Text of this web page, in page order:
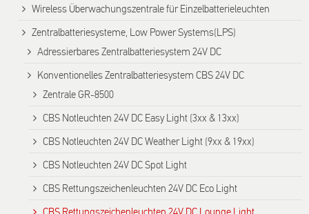
Wireless Überwachungszentrale für Einzelbatterieleuchten
Zentralbatteriesysteme, Low Power Systems(LPS)
Adressierbares Zentralbatteriesystem 24V DC
Konventionelles Zentralbatteriesystem CBS 24V DC
Zentrale GR-8500
CBS Notleuchten 24V DC Easy Light (3xx & 13xx)
CBS Notleuchten 24V DC Weather Light (9xx & 19xx)
CBS Notleuchten 24V DC Spot Light
CBS Rettungszeichenleuchten 24V DC Eco Light